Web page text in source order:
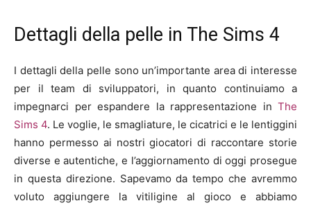
Dettagli della pelle in The Sims 4
I dettagli della pelle sono un’importante area di interesse
per il team di sviluppatori, in quanto continuiamo a
impegnarci per espandere la rappresentazione in The
Sims 4. Le voglie, le smagliature, le cicatrici e le lentiggini
hanno permesso ai nostri giocatori di raccontare storie
diverse e autentiche, e l’aggiornamento di oggi prosegue
in questa direzione. Sapevamo da tempo che avremmo
voluto aggiungere la vitiligine al gioco e abbiamo